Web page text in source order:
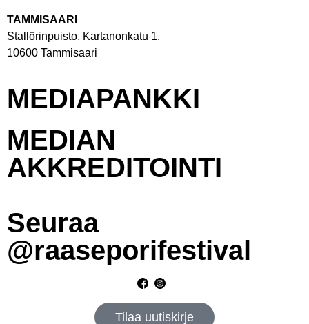
TAMMISAARI
Stallörinpuisto, Kartanonkatu 1,
10600 Tammisaari
MEDIAPANKKI
MEDIAN
AKKREDITOINTI
Seuraa
@raaseporifestival
Tilaa uutiskirje